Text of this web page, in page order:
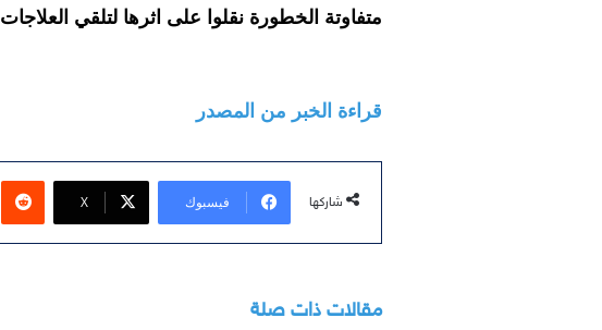
متفاوتة الخطورة نقلوا على اثرها لتلقي
قراءة الخبر من المصدر
شاركها فيسبوك ‫X
مقالات ذات صلة